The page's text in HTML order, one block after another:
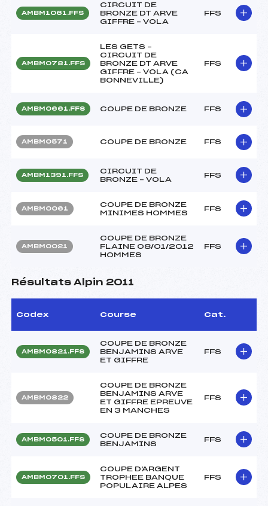
AMBM1061.FFS
CIRCUIT DE
BRONZE DT ARVE
GIFFRE – VOLA
FFS
AMBM0781.FFS
LES GETS –
CIRCUIT DE
BRONZE DT ARVE
GIFFRE – VOLA (CA
BONNEVILLE)
FFS
AMBM0661.FFS COUPE DE BRONZE FFS
AMBM0571 COUPE DE BRONZE FFS
AMBM1391.FFS
CIRCUIT DE
BRONZE – VOLA
FFS
AMBM0061
COUPE DE BRONZE
MINIMES HOMMES
FFS
AMBM0021
COUPE DE BRONZE
FLAINE 08/01/2012
HOMMES
FFS
Résultats Alpin 2011
Codex Course Cat.
AMBM0821.FFS
COUPE DE BRONZE
BENJAMINS ARVE
ET GIFFRE
FFS
AMBM0822
COUPE DE BRONZE
BENJAMINS ARVE
ET GIFFRE EPREUVE
EN 3 MANCHES
FFS
AMBM0501.FFS
COUPE DE BRONZE
BENJAMINS
FFS
AMBM0701.FFS
COUPE D'ARGENT
TROPHEE BANQUE
POPULAIRE ALPES
FFS